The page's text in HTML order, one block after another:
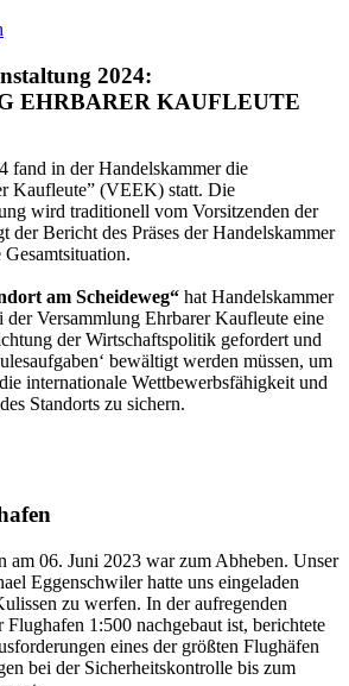
2024:
EHRBARER KAUFLEUTE
fand in der Handelskammer die
Kaufleute” (VEEK) statt. Die
wird traditionell vom Vorsitzenden der
Bericht des Präses der Handelskammer
am Scheideweg“ hat Handelskammer
der Versammlung Ehrbarer Kaufleute eine
der Wirtschaftspolitik gefordert und
bewältigt werden müssen, um
internationale Wettbewerbsfähigkeit und
Standorts zu sichern.
am 06. Juni 2023 war zum Abheben. Unser
Eggenschwiler hatte uns eingeladen
zu werfen. In der aufregenden
1:500 nachgebaut ist, berichtete
eines der größten Flughäfen
bei der Sicherheitskontrolle bis zum